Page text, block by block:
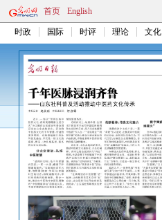
首页 English
时政 国际 时评 理论 文化